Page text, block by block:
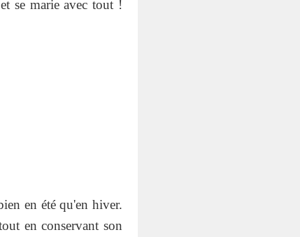
se marie avec tout !
en été qu'en hiver.
en conservant son